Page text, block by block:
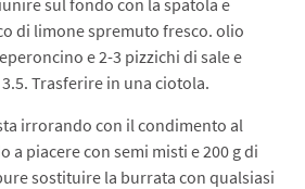
di limone spremuto fresco. olio
e 2-3 pizzichi di sale e
Trasferire in una ciotola.
irrorando con il condimento al
a piacere con semi misti e 200 g di
sostituire la burrata con qualsiasi